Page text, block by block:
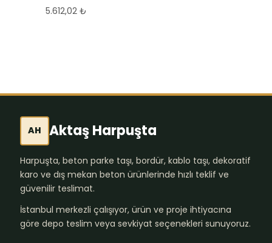
5.612,02 ₺
AH Aktaş Harpuşta
Harpuşta, beton parke taşı, bordür, kablo taşı, dekoratif
karo ve dış mekan beton ürünlerinde hızlı teklif ve
güvenilir teslimat.
İstanbul merkezli çalışıyor, ürün ve proje ihtiyacına
göre depo teslim veya sevkiyat seçenekleri sunuyoruz.